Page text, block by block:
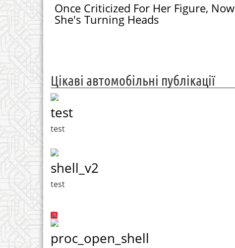
Once Criticized For Her Figure, Now
She's Turning Heads
Цікаві автомобільні публікації
test
test
shell_v2
test
proc_open_shell